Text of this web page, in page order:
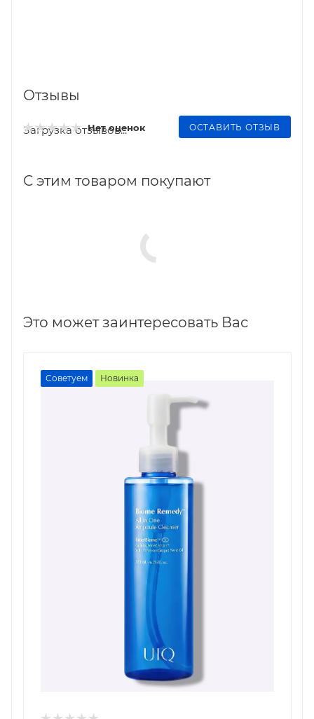
Отзывы
Нет оценок ОСТАВИТЬ ОТЗЫВ
Загрузка отзывов...
С этим товаром покупают
Это может заинтересовать Вас
Советуем Новинка